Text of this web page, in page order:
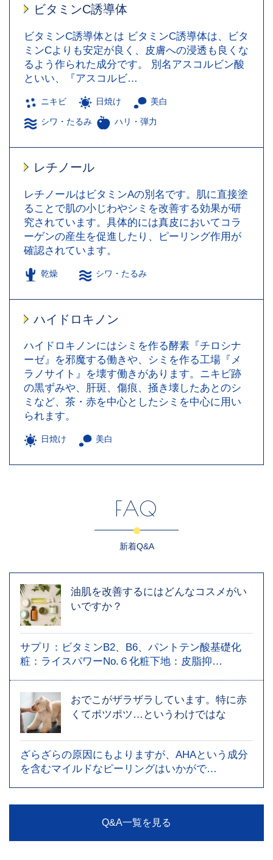
ビタミンC誘導体
ビタミンC誘導体とは ビタミンC誘導体は、ビタ
ミンCよりも安定が良く、皮膚への浸透も良くな
るよう作られた成分です。 別名アスコルビン酸
といい、『アスコルビ…
ニキビ 日焼け 美白
シワ・たるみ ハリ・弾力
レチノール
レチノールはビタミンAの別名です。肌に直接塗
ることで肌の小じわやシミを改善する効果が研
究されています。具体的には真皮においてコラ
ーゲンの産生を促進したり、ピーリング作用が
確認されています。
乾燥 シワ・たるみ
ハイドロキノン
ハイドロキノンにはシミを作る酵素『チロシナ
ーゼ』を邪魔する働きや、シミを作る工場『メ
ラノサイト』を壊す働きがあります。ニキビ跡
の黒ずみや、肝斑、傷痕、掻き壊したあとのシ
ミなど、茶・赤を中心としたシミを中心に用い
られます。
日焼け 美白
FAQ
新着Q&A
油肌を改善するにはどんなコスメがい
いですか？
サプリ：ビタミンB2、B6、パントテン酸基礎化
粧：ライスパワーNo.６化粧下地：皮脂抑…
おでこがザラザラしています。特に赤
くてポツポツ…というわけではな
ざらざらの原因にもよりますが、AHAという成分
を含むマイルドなピーリングはいかがで…
Q&A一覧を見る